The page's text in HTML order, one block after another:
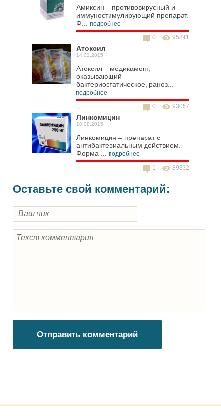
Амиксин – противовирусный и
иммуностимулирующий препарат.
Ф... подробнее
95841
0
Атоксил
14.02.2015
Атоксил – медикамент,
оказывающий
бактериостатическое, раноз...
подробнее
93057
0
Линкомицин
10.08.2015
Линкомицин – препарат с
антибактериальным действием.
Форма ... подробнее
89332
1
Оставьте свой комментарий:
Отправить комментарий